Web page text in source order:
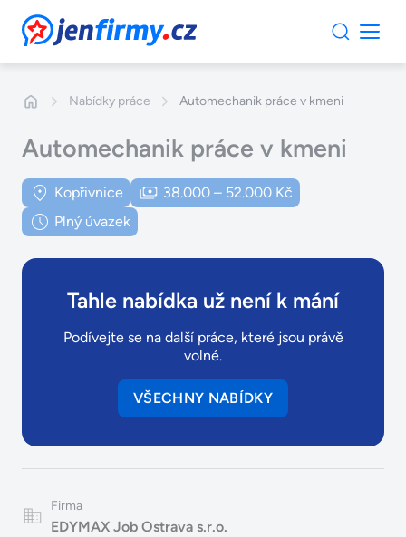
JenFirmy.cz
Nabídky práce Automechanik práce v kmeni
Automechanik práce v kmeni
Kopřivnice
38.000 – 52.000 Kč
Plný úvazek
Tahle nabídka už není k mání
Podívejte se na další práce, které jsou právě
volné.
VŠECHNY NABÍDKY
Firma
EDYMAX Job Ostrava s.r.o.